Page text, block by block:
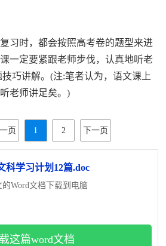
习时，都会按照高考卷的题型来进
一定要紧跟老师步伐，认真地听老
巧讲解。(注:笔者认为，语文课上
老师讲足矣。)
一页 1 2 下一页
科学习计划12篇.doc
的Word文档下载到电脑
这篇word文档